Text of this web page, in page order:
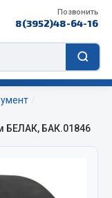
Позвонить
8(3952)48-64-16
БЕЛАК, БАК.01846